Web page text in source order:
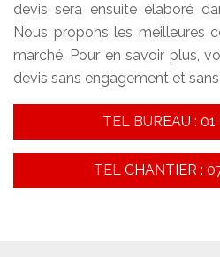
devis sera ensuite élaboré
Nous propons les meilleures
marché. Pour en savoir plus,
devis sans engagement et sans
TEL BUREAU :
TEL CHANTIER :